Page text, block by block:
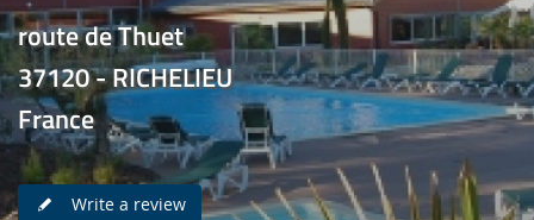
route de Thuet
37120 - RICHELIEU
France
Write a review